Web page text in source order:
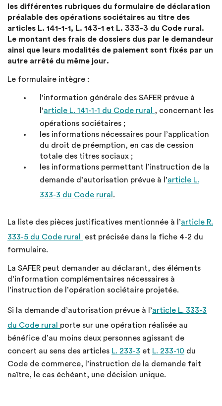
les différentes rubriques du formulaire de déclaration
préalable des opérations sociétaires au titre des
articles L. 141-1-1, L. 143-1 et L. 333-3 du Code rural.
Le montant des frais de dossiers dus par le demandeur
ainsi que leurs modalités de paiement sont fixés par un
autre arrêté du même jour.
Le formulaire intègre :
l’information générale des SAFER prévue à
l’article L. 141-1-1 du Code rural , concernant les
opérations sociétaires ;
les informations nécessaires pour l’application
du droit de préemption, en cas de cession
totale des titres sociaux ;
les informations permettant l’instruction de la
demande d’autorisation prévue à l’article L.
333-3 du Code rural .
La liste des pièces justificatives mentionnée à l’article R.
333-5 du Code rural
est précisée dans la fiche 4-2 du
formulaire.
La SAFER peut demander au déclarant, des éléments
d’information complémentaires nécessaires à
l’instruction de l’opération sociétaire projetée.
Si la demande d’autorisation prévue à l’article L. 333-3
du Code rural porte sur une opération réalisée au
bénéfice d’au moins deux personnes agissant de
concert au sens des articles L. 233-3 et L. 233-10 du
Code de commerce, l’instruction de la demande fait
naître, le cas échéant, une décision unique.